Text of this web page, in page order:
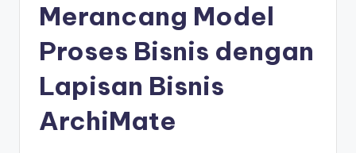
Merancang Model
Proses Bisnis dengan
Lapisan Bisnis
ArchiMate